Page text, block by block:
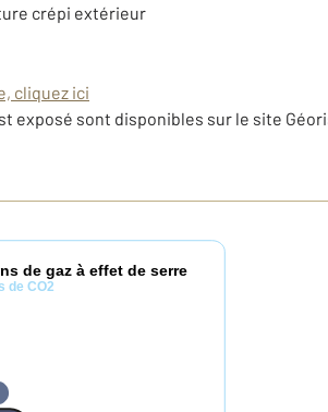
crépi extérieur
cliquez ici
exposé sont disponibles sur le site
de gaz à effet de serre
de CO2